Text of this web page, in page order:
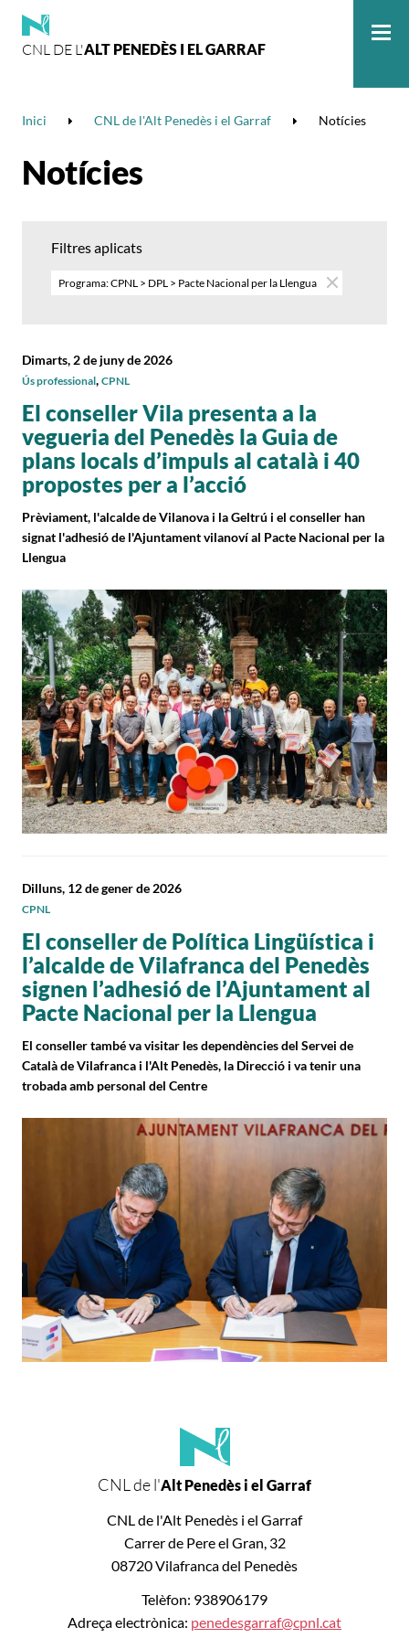
CNL DE L'ALT PENEDÈS I EL GARRAF
Inici CNL de l'Alt Penedès i el Garraf Notícies
Notícies
Filtres aplicats
Programa: CPNL > DPL > Pacte Nacional per la Llengua
El conseller Vila presenta a la
vegueria del Penedès la Guia de
plans locals d’impuls al català i 40
propostes per a l’acció
Prèviament, l'alcalde de Vilanova i la Geltrú i el conseller han
signat l'adhesió de l'Ajuntament vilanoví al Pacte Nacional per la
Llengua
Dimarts, 2 de juny de 2026
Ús professional, CPNL
El conseller de Política Lingüística i
l’alcalde de Vilafranca del Penedès
signen l’adhesió de l’Ajuntament al
Pacte Nacional per la Llengua
El conseller també va visitar les dependències del Servei de
Català de Vilafranca i l'Alt Penedès, la Direcció i va tenir una
trobada amb personal del Centre
Dilluns, 12 de gener de 2026
CPNL
CNL de l'Alt Penedès i el Garraf
CNL de l'Alt Penedès i el Garraf
Carrer de Pere el Gran, 32
08720 Vilafranca del Penedès
Telèfon: 938906179
Adreça electrònica: penedesgarraf@cpnl.cat